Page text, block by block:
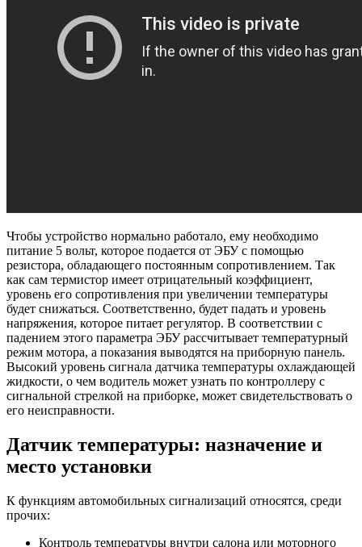
Чтобы устройство нормально работало, ему необходимо
питание 5 вольт, которое подается от ЭБУ с помощью
резистора, обладающего постоянным сопротивлением. Так
как сам термистор имеет отрицательный коэффициент,
уровень его сопротивления при увеличении температуры
будет снижаться. Соответственно, будет падать и уровень
напряжения, которое питает регулятор. В соответствии с
падением этого параметра ЭБУ рассчитывает температурный
режим мотора, а показания выводятся на приборную панель.
Высокий уровень сигнала датчика температуры охлаждающей
жидкости, о чем водитель может узнать по контроллеру с
сигнальной стрелкой на приборке, может свидетельствовать о
его неисправности.
Датчик температуры: назначение и
место установки
К функциям автомобильных сигнализаций относятся, среди
прочих:
Контроль температуры внутри салона или моторного